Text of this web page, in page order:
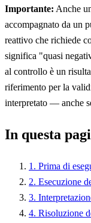
Importante: Anche
accompagnato da un
reattivo che richiede
significa "quasi
al controllo è un
riferimento per la
interpretato — anche
In questa
1. Prima di
2. Esecuzione
3.
4. Risoluzione